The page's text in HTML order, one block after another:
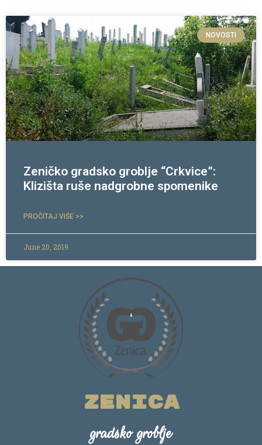
NOVOSTI
Zeničko gradsko groblje “Crkvice”:
Klizišta ruše nadgrobne spomenike
PROČITAJ VIŠE >>
June 20, 2019
ZENICA
gradsko groblje